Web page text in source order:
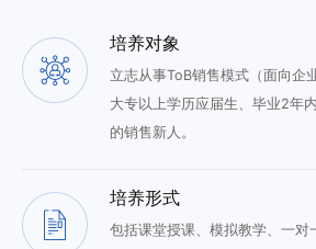
培养对象
立志从事ToB销售模式（面向企
大专以上学历应届生、毕业2年
的销售新人。
培养形式
包括课堂授课、模拟教学、一对